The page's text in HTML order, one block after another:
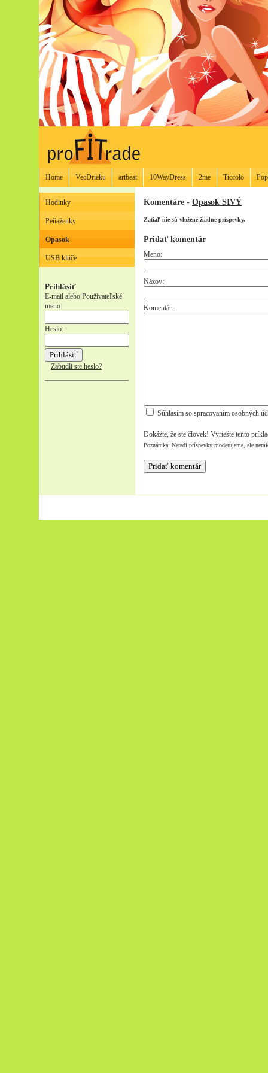
Home VecDrieku artbeat 10WayDress 2me Ticcolo
Hodinky
Peňaženky
Opasok
USB klúče
Prihlásiť
E-mail alebo Používateľské
meno:
Heslo:
Zabudli ste heslo?
Komentáre - Opasok SIVÝ
Zatiaľ nie sú vložené žiadne príspevky.
Pridať komentár
Meno:
Názov:
Komentár:
Súhlasím so spracovaním osobných
Dokážte, že ste človek! Vyriešte tento
Poznámka: Neradi príspevky moderujeme, ale